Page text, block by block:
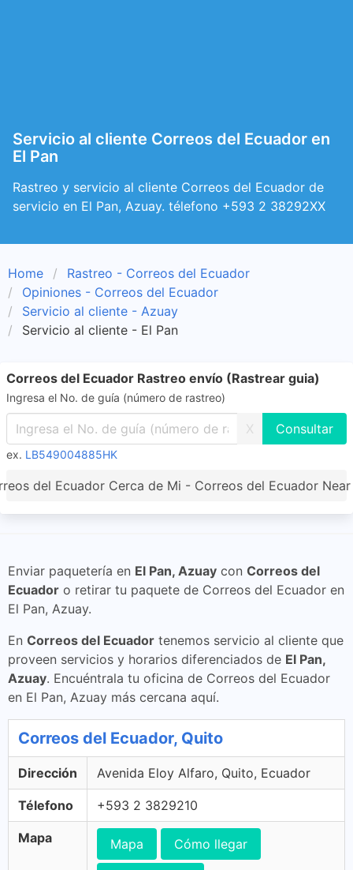
Servicio al cliente Correos del Ecuador en
El Pan
Rastreo y servicio al cliente Correos del Ecuador de
servicio en El Pan, Azuay. télefono +593 2 38292XX
Home
Rastreo - Correos del Ecuador
Opiniones - Correos del Ecuador
Servicio al cliente - Azuay
Servicio al cliente - El Pan
Correos del Ecuador Rastreo envío (Rastrear guia)
Ingresa el No. de guía (número de rastreo)
X
ex. LB549004885HK
del Ecuador Cerca de Mi - Correos del Ecuador Near
Enviar paquetería en El Pan, Azuay con Correos del
Ecuador o retirar tu paquete de Correos del Ecuador en
El Pan, Azuay.
En Correos del Ecuador tenemos servicio al cliente que
proveen servicios y horarios diferenciados de El Pan,
Azuay. Encuéntrala tu oficina de Correos del Ecuador
en El Pan, Azuay más cercana aquí.
Correos del Ecuador, Quito
Dirección Avenida Eloy Alfaro, Quito, Ecuador
Télefono +593 2 3829210
Mapa Mapa Cómo llegar